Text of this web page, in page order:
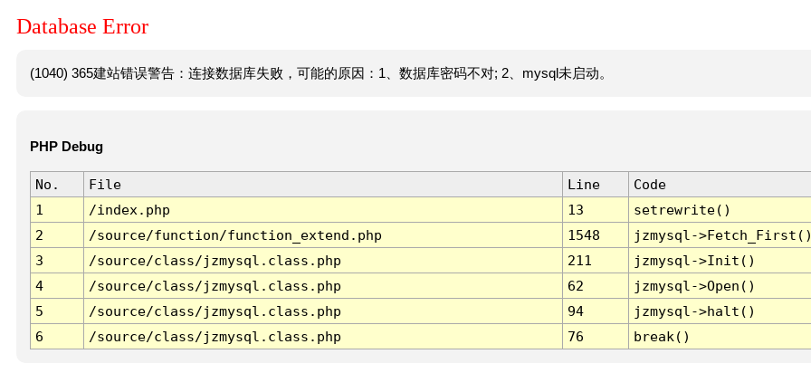
Database Error
(1040) 365建站错误警告：连接数据库失败，可能的原因：1、数据库密码不对; 2、mysql未启动。
PHP Debug
No. File Line
Code
1
/index.php 13
setrewrite()
2
/source/function/function_extend.php 1548
jzmysql-
3
/source/class/jzmysql.class.php 211
jzmysql->Init()
4
/source/class/jzmysql.class.php 62
jzmysql->Open()
5
/source/class/jzmysql.class.php 94
jzmysql->halt()
6
/source/class/jzmysql.class.php 76 break()